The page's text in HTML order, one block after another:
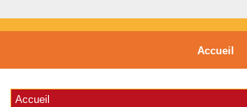
Accueil
Accueil